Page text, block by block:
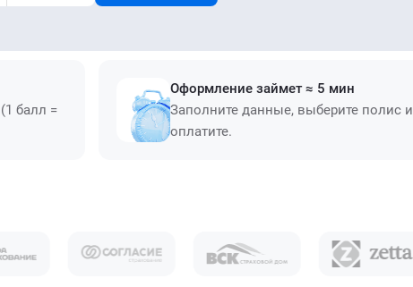
балл =
Оформление займет ≈ 5 мин
Заполните данные, выберите полис и
оплатите.